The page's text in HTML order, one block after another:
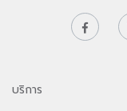
บริการ